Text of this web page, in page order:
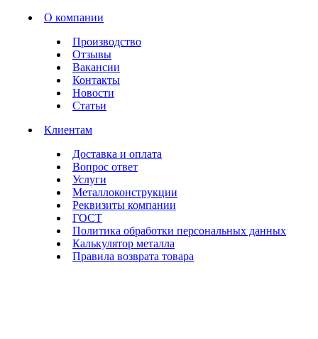
О компании
Производство
Отзывы
Вакансии
Контакты
Новости
Статьи
Клиентам
Доставка и оплата
Вопрос ответ
Услуги
Металлоконструкции
Реквизиты компании
ГОСТ
Политика обработки персональных данных
Калькулятор металла
Правила возврата товара